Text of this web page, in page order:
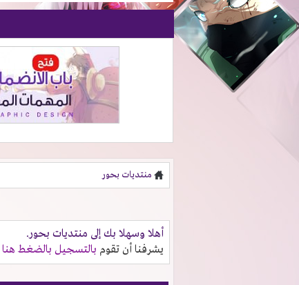
منتديات بحور
أهلا وسهلا بك إلى منتديات بحور.
يشرفنا أن تقوم بالتسجيل بالضغط هنا